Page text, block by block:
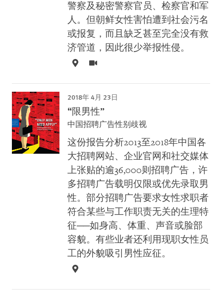
警察及秘密警察官员、检察官和军
人。但朝鲜女性害怕遭到社会污名
或报复，而且缺乏甚至完全没有救
济管道，因此很少举报性侵。
2018年 4月 23日
“限男性”
中国招聘广告性别歧视
这份报告分析2013至2018年中国各
大招聘网站、企业官网和社交媒体
上张贴的逾36,000则招聘广告，许
多招聘广告载明仅限或优先录取男
性。部分招聘广告要求女性求职者
符合某些与工作职责无关的生理特
征──如身高、体重、声音或脸部
容貌。有些业者还利用现职女性员
工的外貌吸引男性应征。